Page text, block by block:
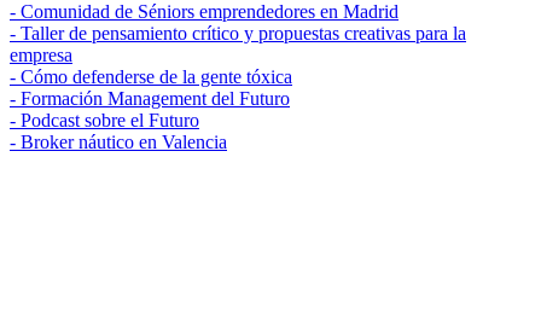
- Comunidad de Séniors emprendedores en Madrid
- Taller de pensamiento crítico y propuestas creativas para la
empresa
- Cómo defenderse de la gente tóxica
- Formación Management del Futuro
- Podcast sobre el Futuro
- Broker náutico en Valencia